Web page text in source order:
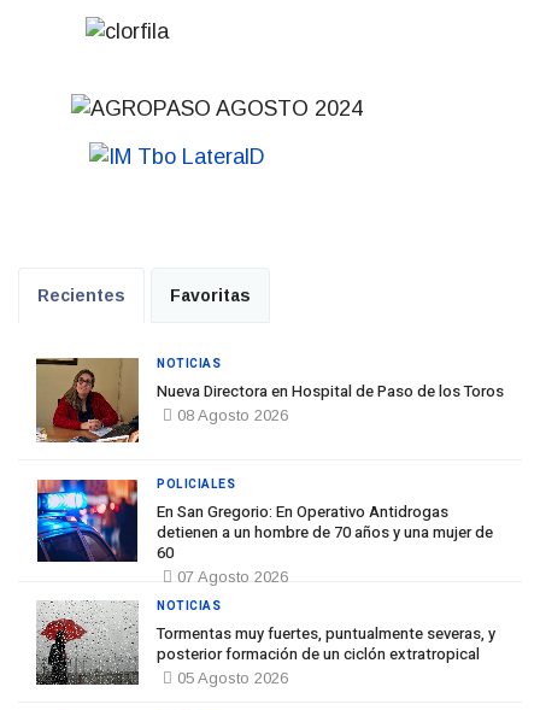
Recientes Favoritas
Nueva Directora en Hospital de Paso de los Toros
08 Agosto 2026
NOTICIAS
En San Gregorio: En Operativo Antidrogas
detienen a un hombre de 70 años y una mujer de
60
07 Agosto 2026
POLICIALES
Tormentas muy fuertes, puntualmente severas, y
posterior formación de un ciclón extratropical
05 Agosto 2026
NOTICIAS